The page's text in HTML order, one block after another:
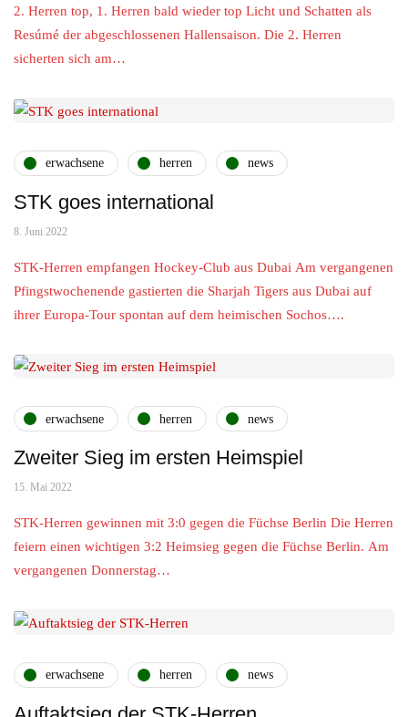
2. Herren top, 1. Herren bald wieder top Licht und Schatten als
Resúmé der abgeschlossenen Hallensaison. Die 2. Herren
sicherten sich am…
erwachsene herren news
STK goes international
8. Juni 2022
STK-Herren empfangen Hockey-Club aus Dubai Am vergangenen
Pfingstwochenende gastierten die Sharjah Tigers aus Dubai auf
ihrer Europa-Tour spontan auf dem heimischen Sochos….
erwachsene herren news
Zweiter Sieg im ersten Heimspiel
15. Mai 2022
STK-Herren gewinnen mit 3:0 gegen die Füchse Berlin Die Herren
feiern einen wichtigen 3:2 Heimsieg gegen die Füchse Berlin. Am
vergangenen Donnerstag…
erwachsene herren news